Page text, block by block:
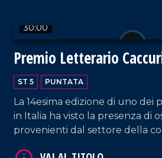
30:00
Premio Letterario
ST 5 PUNTATA
La 14esima edizione di uno dei
in Italia ha visto la presenza di
provenienti dal settore della
VAI AL TITOLO